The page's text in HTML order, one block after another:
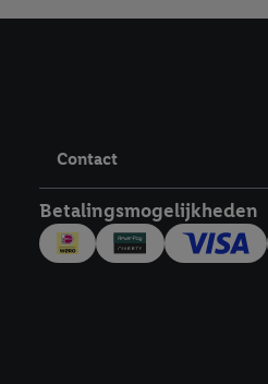
Contact
Betalingsmogelijkheden